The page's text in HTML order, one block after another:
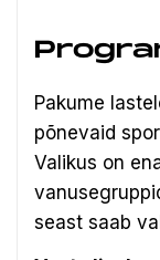
Pakume
põnevaid
Valikus on
seast saab